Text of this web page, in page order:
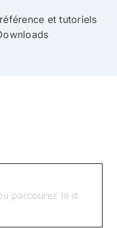
et tutoriels